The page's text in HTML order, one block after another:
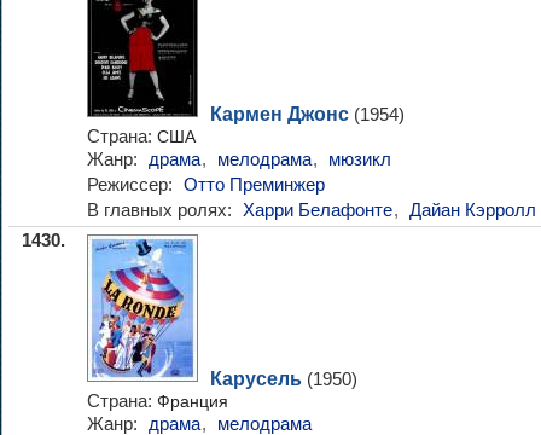
Кармен Джонс (1954)
Страна: США
Жанр: драма, мелодрама,
мюзикл
Режиссер: Отто Преминжер
В главных ролях: Харри Белафонте, Дайан Кэрролл
1430.
Карусель (1950)
Страна: Франция
Жанр: драма,
мелодрама